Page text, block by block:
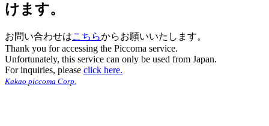
けます。
お問い合わせはこちらからお願いいたします。
Thank you for accessing the Piccoma service.
Unfortunately, this service can only be used from Japan.
For inquiries, please click here.
Kakao piccoma Corp.